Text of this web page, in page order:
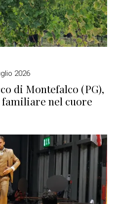
2026
di Montefalco (PG),
nel cuore